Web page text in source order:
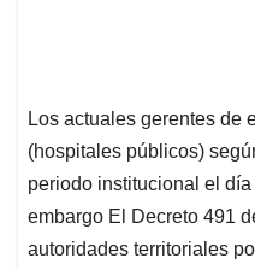
Los actuales gerentes de
(hospitales públicos)
periodo institucional el
embargo El Decreto 491
autoridades territoriales